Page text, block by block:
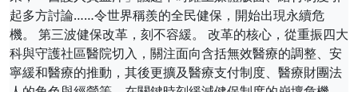
起多方討論……令世界稱羨的全民健保，開始出現永續危
機。 第三波健保改革，刻不容緩。 改革的核心，從重振四大
科與守護社區醫院切入，關注面向含括無效醫療的調整、安
寧緩和醫療的推動，其後更擴及醫療支付制度、醫療財團法